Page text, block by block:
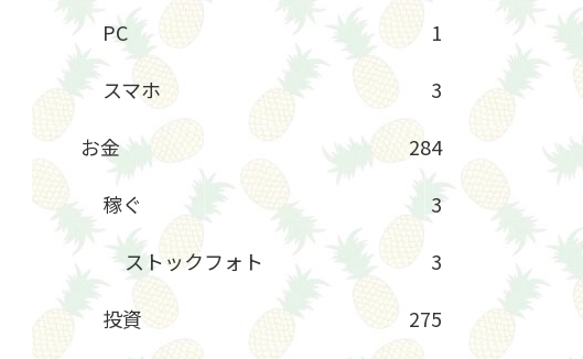
PC
1
スマホ
3
お金
284
稼ぐ
3
ストックフォト
3
投資
275